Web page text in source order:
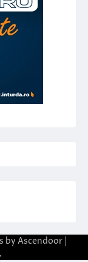
by Ascendoor
.